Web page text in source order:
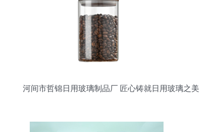
河间市哲锦日用玻璃制品厂 匠心铸就日用玻璃之美